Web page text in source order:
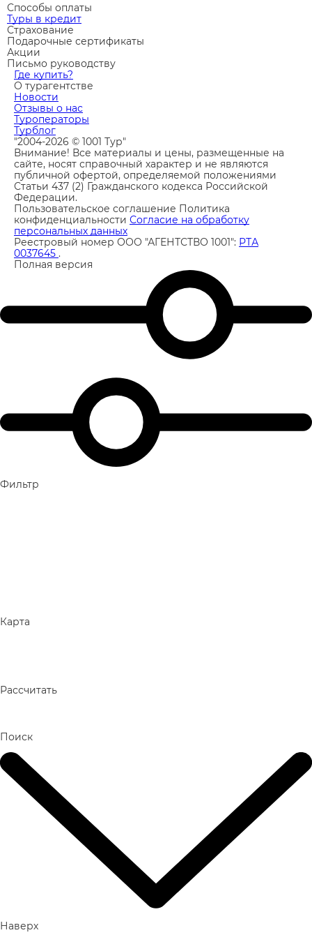
Способы оплаты
Туры в кредит
Страхование
Подарочные сертификаты
Акции
Письмо руководству
Где купить?
О турагентстве
Новости
Отзывы о нас
Туроператоры
Турблог
"2004-2026 © 1001 Тур"
Внимание! Все материалы и цены, размещенные на
сайте, носят справочный характер и не являются
публичной офертой, определяемой положениями
Статьи 437 (2) Гражданского кодекса Российской
Федерации.
Пользовательское соглашение Политика
конфиденциальности Согласие на обработку
персональных данных
Реестровый номер ООО "АГЕНТСТВО 1001": РТА
0037645 .
Полная версия
Фильтр
Карта
Рассчитать
Поиск
Наверх